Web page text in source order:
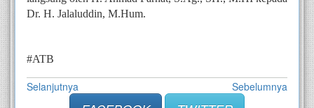
Dr. H. Jalaluddin, M.Hum.
#ATB
Selanjutnya Sebelumnya